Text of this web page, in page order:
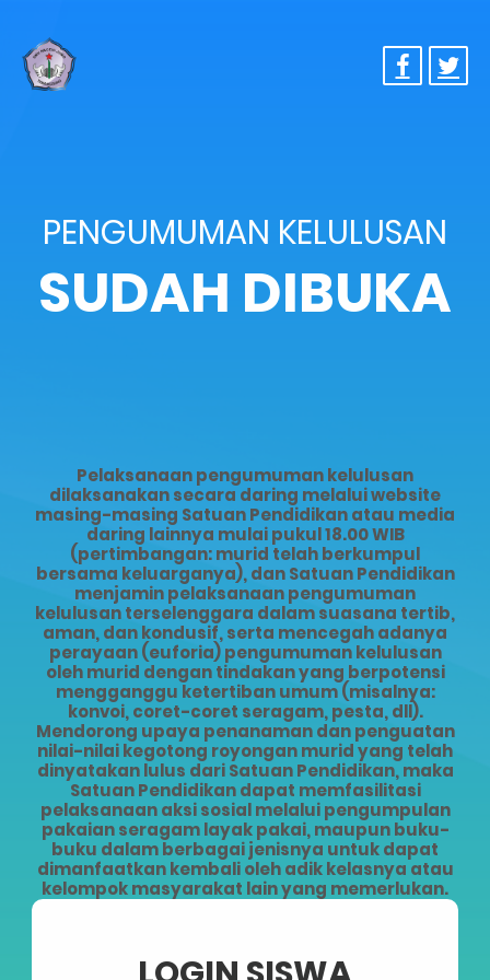
PENGUMUMAN KELULUSAN
SUDAH DIBUKA
Pelaksanaan pengumuman kelulusan
dilaksanakan secara daring melalui website
masing-masing Satuan Pendidikan atau media
daring lainnya mulai pukul 18.00 WIB
(pertimbangan: murid telah berkumpul
bersama keluarganya), dan Satuan Pendidikan
menjamin pelaksanaan pengumuman
kelulusan terselenggara dalam suasana tertib,
aman, dan kondusif, serta mencegah adanya
perayaan (euforia) pengumuman kelulusan
oleh murid dengan tindakan yang berpotensi
mengganggu ketertiban umum (misalnya:
konvoi, coret-coret seragam, pesta, dll).
Mendorong upaya penanaman dan penguatan
nilai-nilai kegotong royongan murid yang telah
dinyatakan lulus dari Satuan Pendidikan, maka
Satuan Pendidikan dapat memfasilitasi
pelaksanaan aksi sosial melalui pengumpulan
pakaian seragam layak pakai, maupun buku-
buku dalam berbagai jenisnya untuk dapat
dimanfaatkan kembali oleh adik kelasnya atau
kelompok masyarakat lain yang memerlukan.